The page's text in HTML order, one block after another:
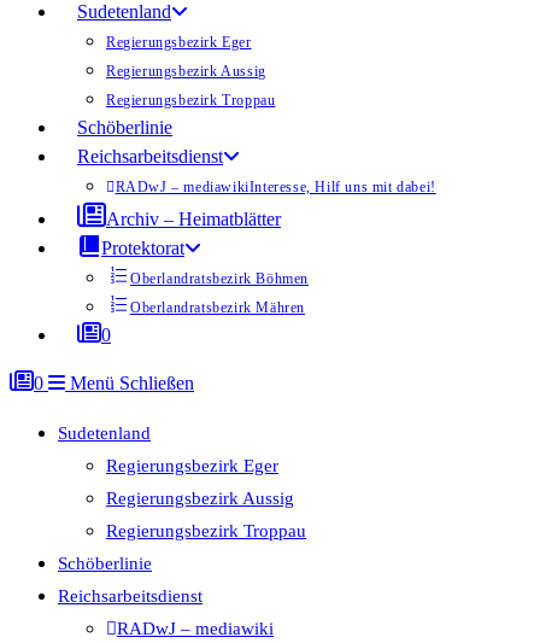
Sudetenland
Regierungsbezirk Eger
Regierungsbezirk Aussig
Regierungsbezirk Troppau
Schöberlinie
Reichsarbeitsdienst
RADwJ – mediawikiInteresse, Hilf uns mit dabei!
Archiv – Heimatblätter
Protektorat
Oberlandratsbezirk Böhmen
Oberlandratsbezirk Mähren
0
0 Menü Schließen
Sudetenland
Regierungsbezirk Eger
Regierungsbezirk Aussig
Regierungsbezirk Troppau
Schöberlinie
Reichsarbeitsdienst
RADwJ – mediawiki